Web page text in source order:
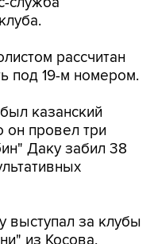
рассчитан
под 19-м номером.
казанский
он провел три
Даку забил 38
выступал за клубы